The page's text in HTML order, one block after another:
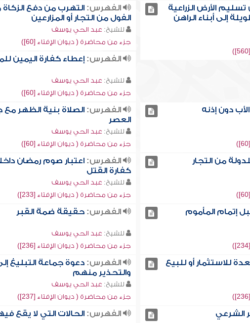
الأرض الزراعية
إلى أبناء الراهن
الفهرس: التهرب من دفع
الفول من التجار أو المزارعين
للشيخ: عبد الحي يوسف
جزء من محاضرة ( ديوان الإفتاء [60])
الفهرس: إعطاء كفارة اليمين
للشيخ: عبد الحي يوسف
جزء من محاضرة ( ديوان الإفتاء [60])
دون إذنه الفهرس: الصلاة بنية الظهر
العصر
للشيخ: عبد الحي يوسف
جزء من محاضرة ( ديوان الإفتاء [60])
من التجار
الفهرس: اعتبار صوم رمضان
كفارة القتل
للشيخ: عبد الحي يوسف
جزء من محاضرة ( ديوان الإفتاء [233])
إتمام المأموم
الفهرس: حقيقة ضمة القبر
للشيخ: عبد الحي يوسف
جزء من محاضرة ( ديوان الإفتاء [236])
للاستثمار أو للبيع الفهرس: دعوة جماعة التبليغ
والتحذير منهم
للشيخ: عبد الحي يوسف
جزء من محاضرة ( ديوان الإفتاء [237])
الشرعي الفهرس: الحالات التي لا يقع